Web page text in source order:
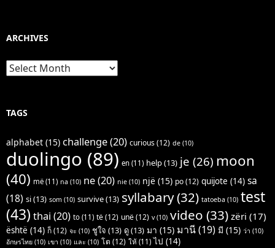
ARCHIVES
Archives
TAGS
alphabet (15) challenge(20) curious(12) de (10)
duolingo (89) en (11) help(13) je (26) moon
(40) më (11) na (10) ne(20) nie (10) një (15) po(12) quijote (14) sa
(18) si(13) som (10) survive(13) syllabary(32) tatoeba (10) test
(43) thai (20) to (11) të(12) unë(12) v(10) video (33) zëri (17)
është (14) ก็(12) จะ (10) ชูใจ (13) ดู(13) มา (15) มานี(19) มี (15) ว่า (10)
อักษรไทย (10) เขา (10) และ (10) โต (12) ให้ (11) ไป (14)